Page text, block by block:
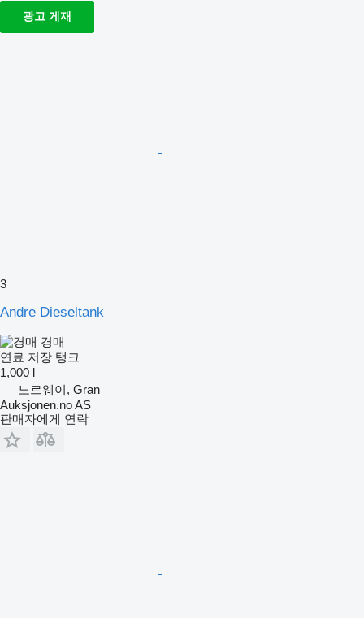
광고 게재
3
Andre Dieseltank
경매
연료 저장 탱크
1,000 l
노르웨이, Gran
Auksjonen.no AS
판매자에게 연락